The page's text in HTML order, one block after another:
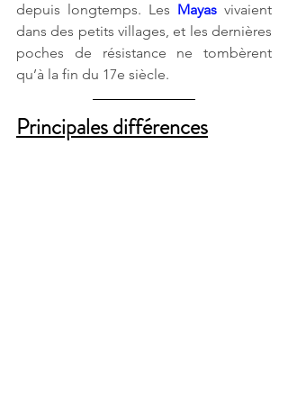
depuis longtemps. Les Mayas vivaient
dans des petits villages, et les dernières
poches de résistance ne tombèrent
qu’à la fin du 17e siècle.
Principales différences